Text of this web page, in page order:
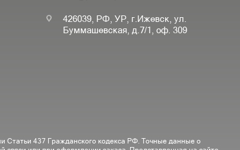
426039, РФ, УР, г.Ижевск, ул.
Буммашевская, д.7/1, оф. 309
Статьи 437 Гражданского кодекса РФ. Точные данные о